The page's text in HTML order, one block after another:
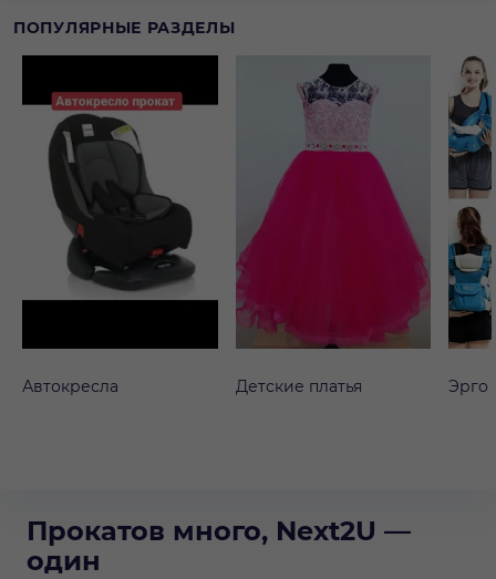
ПОПУЛЯРНЫЕ РАЗДЕЛЫ
Автокресла Детские платья Эрго
Прокатов много, Next2U —
один